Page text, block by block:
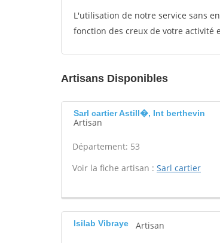
L'utilisation de notre service sans
fonction des creux de votre activité
Artisans Disponibles
Sarl cartier Astill�, Int berthevin
Artisan
Département: 53
Voir la fiche artisan : Sarl cartier
Isilab Vibraye Artisan